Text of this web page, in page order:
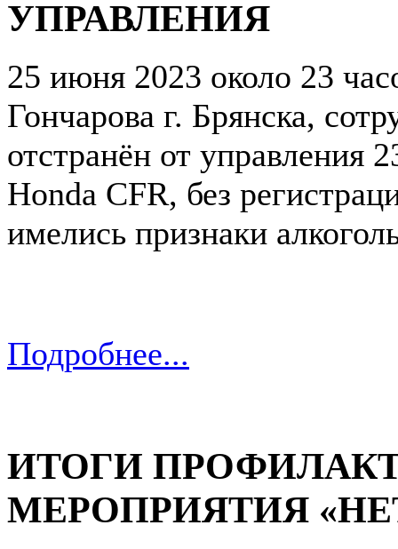
УПРАВЛЕНИЯ
25 июня 2023 около 23
Гончарова г. Брянска,
отстранён от управления
Honda CFR, без
имелись признаки
Подробнее...
ИТОГИ
МЕРОПРИЯТИЯ